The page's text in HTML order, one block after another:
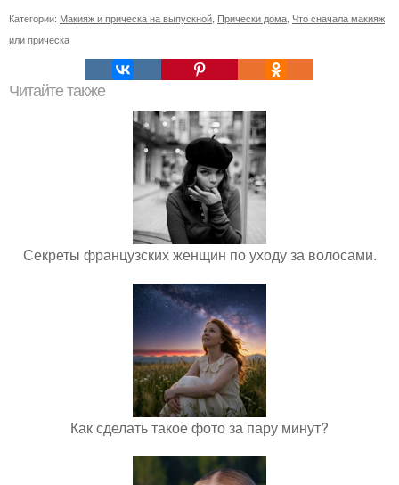
Категории: Макияж и прическа на выпускной Прически дома Что сначала макияж
или прическа
Читайте также
Секреты французских женщин по уходу за волосами.
Как сделать такое фото за пару минут?